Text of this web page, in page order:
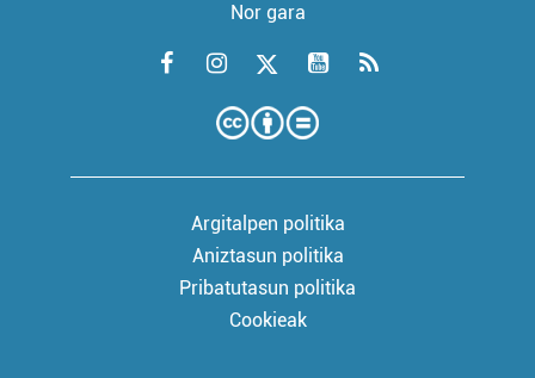
Nor gara
Argitalpen politika
Aniztasun politika
Pribatutasun politika
Cookieak